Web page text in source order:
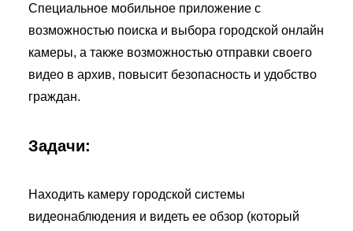
Специальное мобильное приложение с
возможностью поиска и выбора городской онлайн
камеры, а также возможностью отправки своего
видео в архив, повысит безопасность и удобство
граждан.
Задачи:
Находить камеру городской системы
видеонаблюдения и видеть ее обзор (который